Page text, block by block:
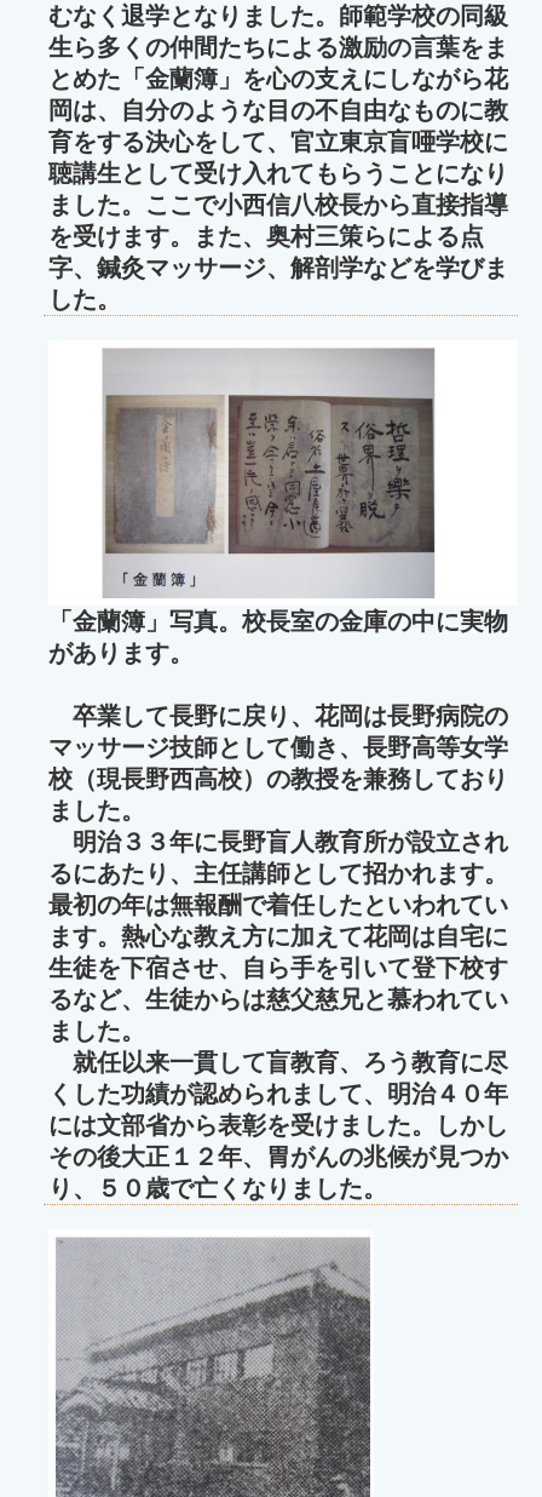
むなく退学となりました。師範学校の同級
生ら多くの仲間たちによる激励の言葉をま
とめた「金蘭簿」を心の支えにしながら花
岡は、自分のような目の不自由なものに教
育をする決心をして、官立東京盲唖学校に
聴講生として受け入れてもらうことになり
ました。ここで小西信八校長から直接指導
を受けます。また、奥村三策らによる点
字、鍼灸マッサージ、解剖学などを学びま
した。
「金蘭簿」写真。校長室の金庫の中に実物
があります。
卒業して長野に戻り、花岡は長野病院の
マッサージ技師として働き、長野高等女学
校（現長野西高校）の教授を兼務しており
ました。
明治３３年に長野盲人教育所が設立され
るにあたり、主任講師として招かれます。
最初の年は無報酬で着任したといわれてい
ます。熱心な教え方に加えて花岡は自宅に
生徒を下宿させ、自ら手を引いて登下校す
るなど、生徒からは慈父慈兄と慕われてい
ました。
就任以来一貫して盲教育、ろう教育に尽
くした功績が認められまして、明治４０年
には文部省から表彰を受けました。しかし
その後大正１２年、胃がんの兆候が見つか
り、５０歳で亡くなりました。